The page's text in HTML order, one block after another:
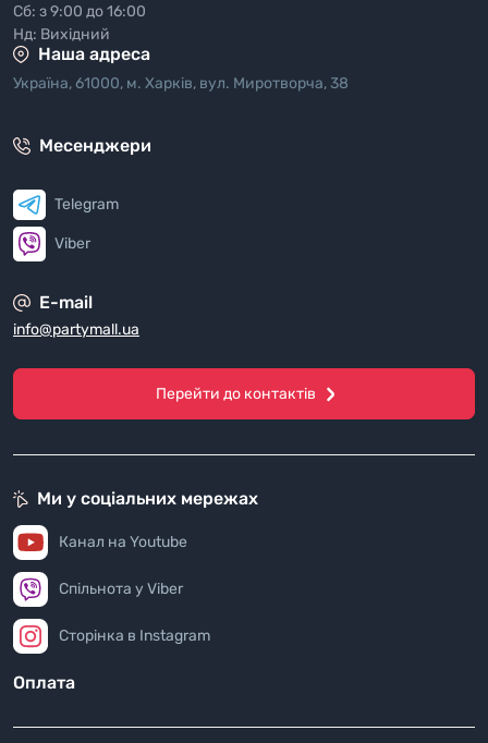
Сб: з 9:00 до 16:00
Нд: Вихідний
Наша адреса
Україна, 61000, м. Харків, вул. Миротворча, 38
Месенджери
Telegram
Viber
E-mail
info@partymall.ua
Перейти до контактів
Ми у соціальних мережах
Канал на Youtube
Спільнота у Viber
Сторінка в Instagram
Оплата